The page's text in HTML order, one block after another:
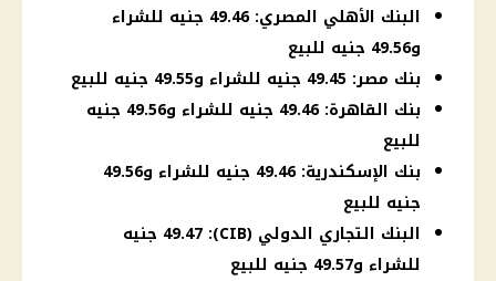
البنك الأهلي المصري: 49.46 جنيه للشراء
و49.56 جنيه للبيع
بنك مصر: 49.45 جنيه للشراء و49.55 جنيه للبيع
بنك القاهرة: 49.46 جنيه للشراء و49.56 جنيه
للبيع
بنك الإسكندرية: 49.46 جنيه للشراء و49.56
جنيه للبيع
البنك التجاري الدولي (CIB): 49.47 جنيه
للشراء و49.57 جنيه للبيع